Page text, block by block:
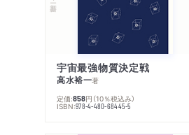
宇宙最強物質決定戦
高水裕一著
定価:858円 （10％税込み）
ISBN:978-4-480-68445-5